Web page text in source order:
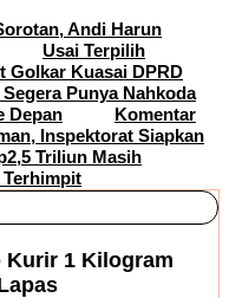
Andi Harun
Usai Terpilih
Golkar Kuasai DPRD
Punya Nahkoda
Depan
Komentar
Inspektorat Siapkan
Triliun Masih
Kurir 1 Kilogram